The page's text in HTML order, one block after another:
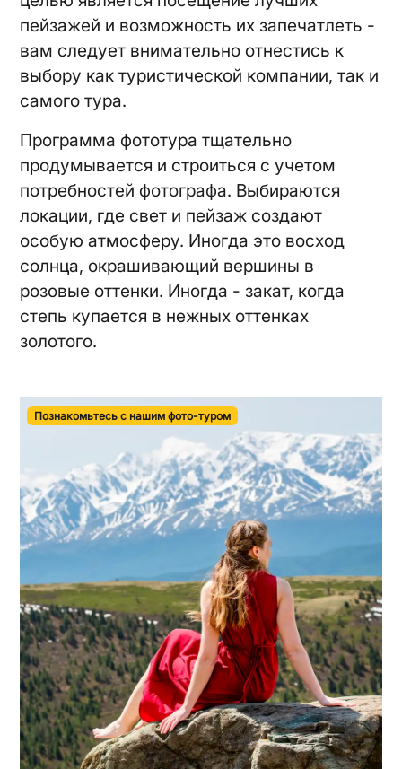
пейзажей и возможность их запечатлеть -
вам следует внимательно отнестись к
выбору как туристической компании, так и
самого тура.
Программа фототура тщательно
продумывается и строиться с учетом
потребностей фотографа. Выбираются
локации, где свет и пейзаж создают
особую атмосферу. Иногда это восход
солнца, окрашивающий вершины в
розовые оттенки. Иногда - закат, когда
степь купается в нежных оттенках
золотого.
Познакомьтесь с нашим фото-туром